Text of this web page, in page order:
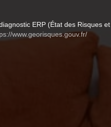
ERP (État des Risques
www.georisques.gouv.fr/